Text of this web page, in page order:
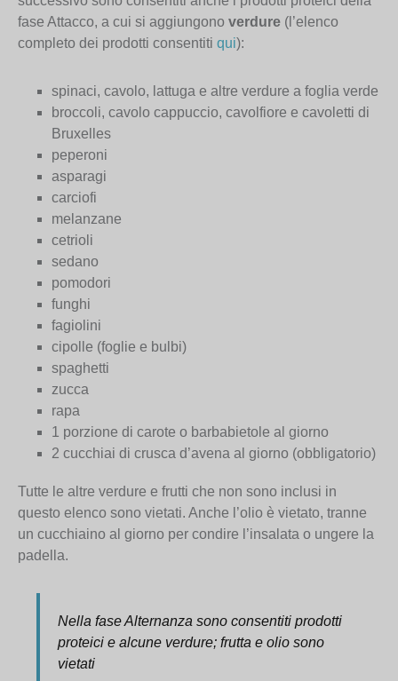
fase Attacco, a cui si aggiungono verdure (l’elenco
completo dei prodotti consentiti qui):
spinaci, cavolo, lattuga e altre verdure a foglia verde
broccoli, cavolo cappuccio, cavolfiore e cavoletti di
Bruxelles
peperoni
asparagi
carciofi
melanzane
cetrioli
sedano
pomodori
funghi
fagiolini
cipolle (foglie e bulbi)
spaghetti
zucca
rapa
1 porzione di carote o barbabietole al giorno
2 cucchiai di crusca d’avena al giorno (obbligatorio)
Tutte le altre verdure e frutti che non sono inclusi in
questo elenco sono vietati. Anche l’olio è vietato, tranne
un cucchiaino al giorno per condire l’insalata o ungere la
padella.
Nella fase Alternanza sono consentiti prodotti
proteici e alcune verdure; frutta e olio sono
vietati